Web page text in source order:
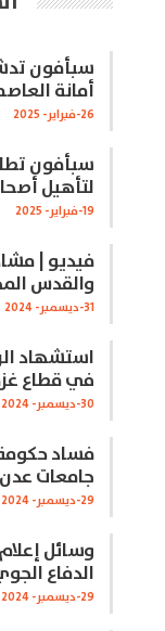
سبأفون
أمانة
26-فبراير- 2025
سبأفون
لتأهيل
19-فبراير- 2025
فيديو |
والقدس
31-ديسمبر- 2024
استشهاد
في قطاع
30-ديسمبر- 2024
فساد
جامعات
29-ديسمبر- 2024
وسائل
الدفاع
29-ديسمبر- 2024